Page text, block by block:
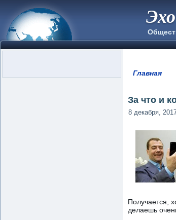
Главная
За что и
8 декабря,
Получается,
делаешь